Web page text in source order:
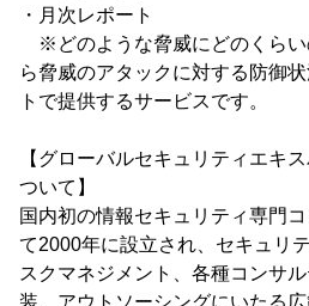
・月次レポート
※どのような脅威にどのくらい
ら脅威のアタックに対する防御
トで提供するサービスです。
【グローバルセキュリティエキ
ついて】
国内初の情報セキュリティ専門
て2000年に設立され、セキュリ
スクマネジメント、各種コンサ
装、アウトソーシングにいたる